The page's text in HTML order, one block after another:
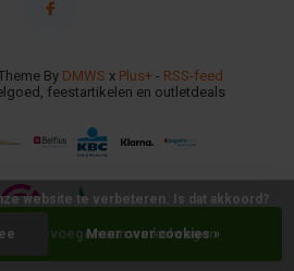
Toevoegen aan winkelwagen
By DMWS x Plus+ - RSS-feed
feestartikelen en outletdeals
website te verbeteren. Is dat akkoord?
Meer over cookies »